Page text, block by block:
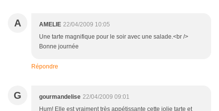
A AMELIE 22/04/2009 10:05
Une tarte magnifique pour le soir avec une salade.<br />
Bonne journée
Répondre
G gourmandelise 22/04/2009 09:01
Hum! Elle est vraiment très appétissante cette jolie tarte et